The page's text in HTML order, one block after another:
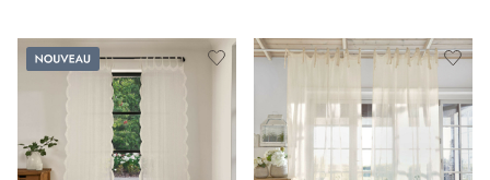
Nouveau